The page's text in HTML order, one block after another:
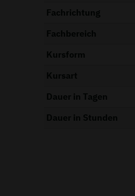
Fachrichtung
Kursform
Dauer in Tagen